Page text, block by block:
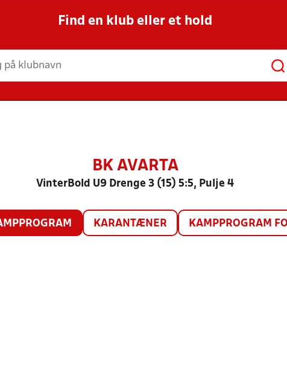
Find en klub eller et hold
BK AVARTA
VinterBold U9 Drenge 3 (15) 5:5, Pulje 4
KARANTÆNER KAMPPROGRAM